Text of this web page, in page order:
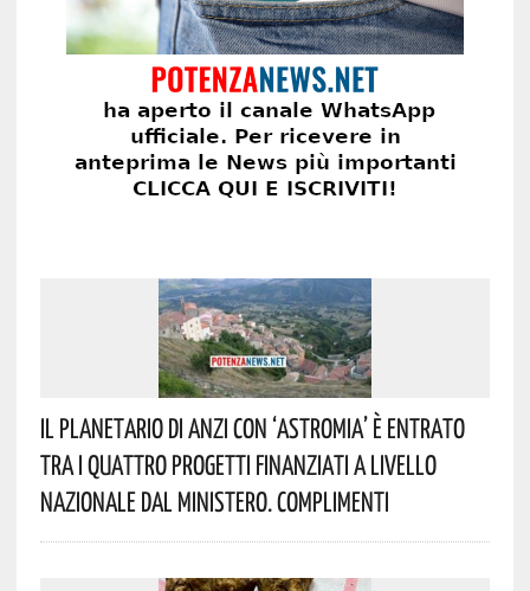
Il Planetario Di Anzi Con ‘Astromia’ È Entrato
Tra I Quattro Progetti Finanziati A Livello
Nazionale Dal Ministero. Complimenti